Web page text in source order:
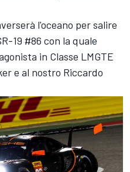
l'oceano per salire
19 #86 con la quale
in Classe LMGTE
e al nostro Riccardo